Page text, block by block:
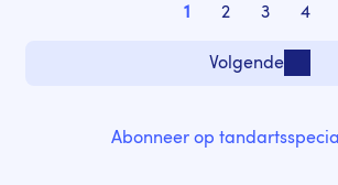
1
2
3
4
Volgende
Volgende
Abonneer op